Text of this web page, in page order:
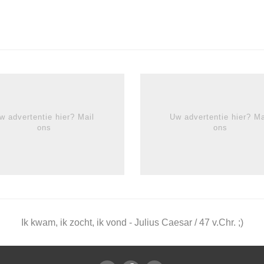
advertentie hier? Mail
ons
Uw advertentie hier?
ons
Ik kwam, ik zocht, ik vond - Julius Caesar / 47 v.Chr. ;)